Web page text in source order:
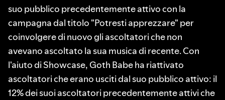
suo pubblico precedentemente attivo con la
campagna dal titolo "Potresti apprezzare" per
coinvolgere di nuovo gli ascoltatori che non
avevano ascoltato la sua musica di recente. Con
l'aiuto di Showcase, Goth Babe ha riattivato
ascoltatori che erano usciti dal suo pubblico attivo: il
12% dei suoi ascoltatori precedentemente attivi che